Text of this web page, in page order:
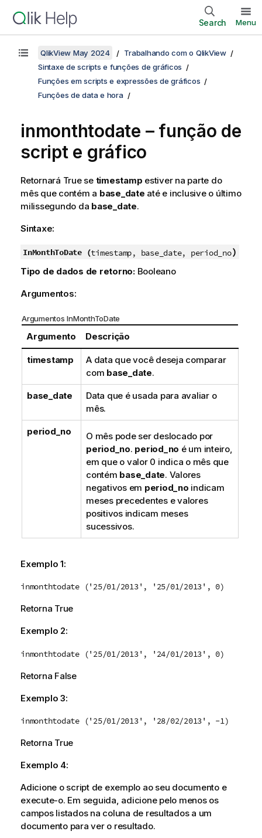
Search Menu
QlikView May 2024
Trabalhando com o QlikView
Sintaxe de scripts e funções de gráficos
Funções em scripts e expressões de gráficos
Funções de data e hora
inmonthtodate – função de
script e gráfico
Retornará Truese timestamp estiver na parte do
mês que contém a base_date até e inclusive o último
milissegundo da base_date.
Sintaxe:
InMonthToDate (timestamp, base_date, period_no)
Tipo de dados de retorno:Booleano
Argumentos:
Argumentos InMonthToDate
Argumento Descrição
timestamp
A data que você deseja comparar
com base_date.
base_date
Data que é usada para avaliar o
mês.
period_no
O mês pode ser deslocado por
period_no. period_no é um inteiro,
em que o valor 0 indica o mês que
contém base_date. Valores
negativos em period_no indicam
meses precedentes e valores
positivos indicam meses
sucessivos.
Exemplo 1:
inmonthtodate ('25/01/2013', '25/01/2013', 0)
Retorna True
Exemplo 2:
inmonthtodate ('25/01/2013', '24/01/2013', 0)
Retorna False
Exemplo 3:
inmonthtodate ('25/01/2013', '28/02/2013', -1)
Retorna True
Exemplo 4:
Adicione o script de exemplo ao seu documento e
execute-o. Em seguida, adicione pelo menos os
campos listados na coluna de resultados a um
documento para ver o resultado.